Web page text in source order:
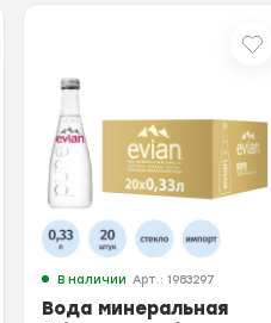
В наличии Арт.: 1983297
Вода минеральная